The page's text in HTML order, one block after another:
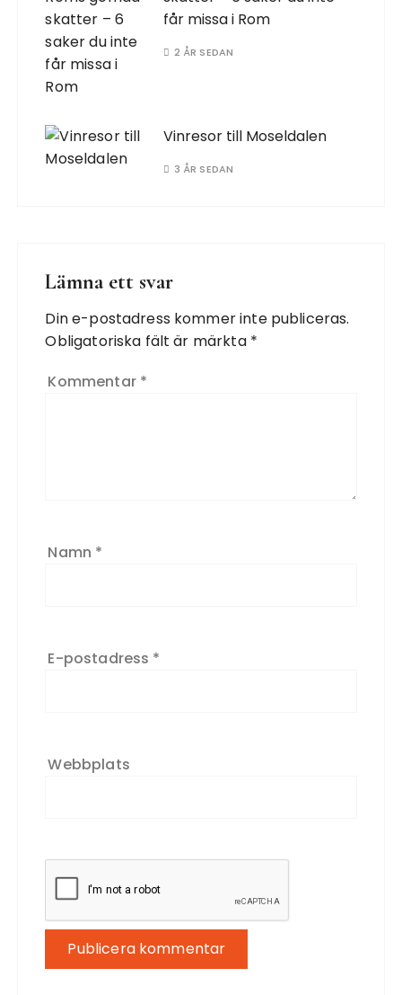
får missa i Rom
2 ÅR SEDAN
Vinresor till Moseldalen
3 ÅR SEDAN
Lämna ett svar
Din e-postadress kommer inte publiceras.
Obligatoriska fält är märkta *
Kommentar *
Namn *
E-postadress *
Webbplats